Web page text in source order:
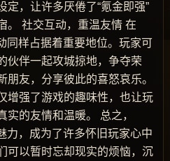
定，让许多厌倦了“氪金即强”
。 社交互动，重温友情 在
同样占据着重要地位。玩家可
伙伴一起攻城掠地，争夺荣
友，分享彼此的喜怒哀乐。
增强了游戏的趣味性，也让玩
实的友情和温暖。 总之，
力，成为了许多怀旧玩家心中
可以暂时忘却现实的烦恼，沉